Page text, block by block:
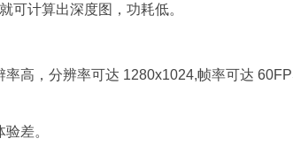
可计算出深度图，功耗低。
高，分辨率可达 1280x1024,帧率可达
差。